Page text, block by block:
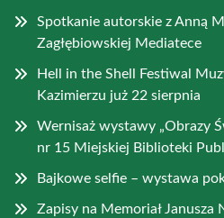
Spotkanie autorskie z Anną
Zagłębiowskiej Mediatece
Hell in the Shell Festiwal
Kazimierzu już 22 sierpnia
Wernisaż wystawy „Obrazy
nr 15 Miejskiej Biblioteki
Bajkowe selfie – wystawa
Zapisy na Memoriał